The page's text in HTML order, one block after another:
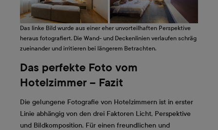
Das linke Bild wurde aus einer eher unvorteilhaften Perspektive
heraus fotografiert. Die Wand- und Deckenlinien verlaufen schräg
zueinander und irritieren bei längerem Betrachten.
Das perfekte Foto vom
Hotelzimmer – Fazit
Die gelungene Fotografie von Hotelzimmern ist in erster
Linie abhängig von den drei Faktoren Licht, Perspektive
und Bildkomposition. Für einen freundlichen und